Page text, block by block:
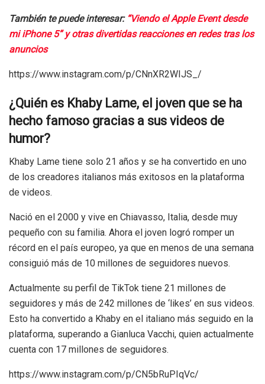
También te puede interesar: “Viendo el Apple Event desde
mi iPhone 5” y otras divertidas reacciones en redes tras los
anuncios
https://www.instagram.com/p/CNnXR2WIJS_/
¿Quién es Khaby Lame, el joven que se ha
hecho famoso gracias a sus videos de
humor?
Khaby Lame tiene solo 21 años y se ha convertido en uno
de los creadores italianos más exitosos en la plataforma
de videos.
Nació en el 2000 y vive en Chiavasso, Italia, desde muy
pequeño con su familia. Ahora el joven logró romper un
récord en el país europeo, ya que en menos de una semana
consiguió más de 10 millones de seguidores nuevos.
Actualmente su perfil de TikTok tiene 21 millones de
seguidores y más de 242 millones de ‘likes’ en sus videos.
Esto ha convertido a Khaby en el italiano más seguido en la
plataforma, superando a Gianluca Vacchi, quien actualmente
cuenta con 17 millones de seguidores.
https://www.instagram.com/p/CN5bRuPIqVc/